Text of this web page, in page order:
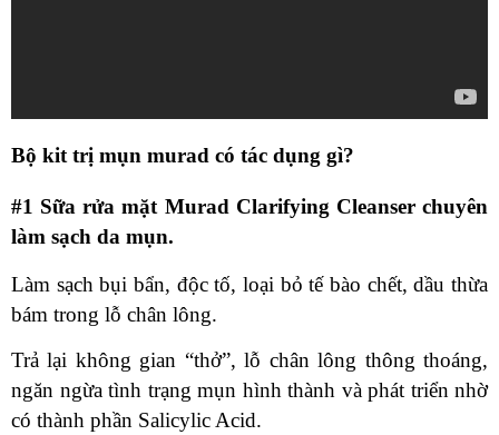
Bộ kit trị mụn murad có tác dụng gì?
#1 Sữa rửa mặt Murad Clarifying Cleanser chuyên
làm sạch da mụn.
Làm sạch bụi bẩn, độc tố, loại bỏ tế bào chết, dầu thừa
bám trong lỗ chân lông.
Trả lại không gian “thở”, lỗ chân lông thông thoáng,
ngăn ngừa tình trạng mụn hình thành và phát triển nhờ
có thành phần Salicylic Acid.